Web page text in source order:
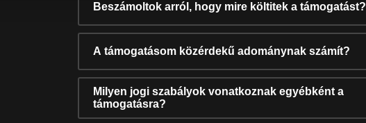
Beszámoltok arról, hogy mire költitek a támogatást?
A támogatásom közérdekű adománynak számít?
Milyen jogi szabályok vonatkoznak egyébként a
támogatásra?